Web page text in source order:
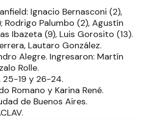
Ignacio Bernasconi (2),
Rodrigo Palumbo (2), Agustín
Ibazeta (9), Luis Gorosito (13).
Lautaro González.
Alegre. Ingresaron: Martín
Rolle.
25-19 y 26-24.
Romano y Karina René.
de Buenos Aires.